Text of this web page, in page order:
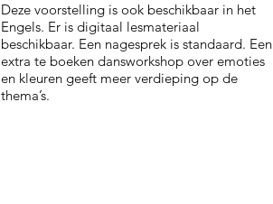
Deze voorstelling is ook beschikbaar in het
Engels. Er is digitaal lesmateriaal
beschikbaar. Een nagesprek is standaard. Een
extra te boeken dansworkshop over emoties
en kleuren geeft meer verdieping op de
thema’s.